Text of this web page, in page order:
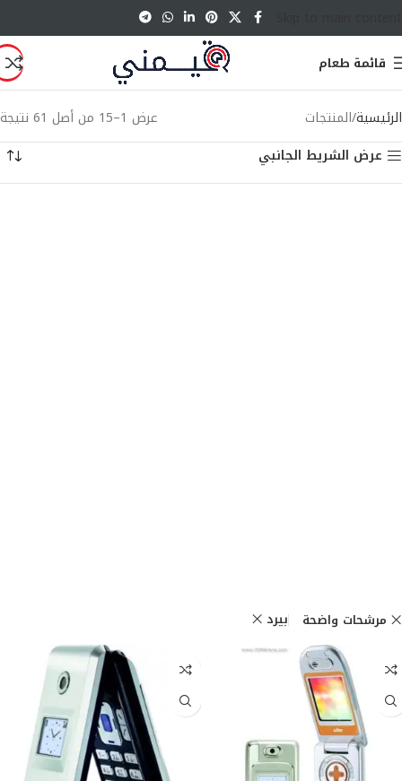
قائمة طعام
الرئيسية المنتجات
عرض 1–15 من أصل 61 نتيجة
عرض الشريط الجانبي
مرشحات واضحة بيرد